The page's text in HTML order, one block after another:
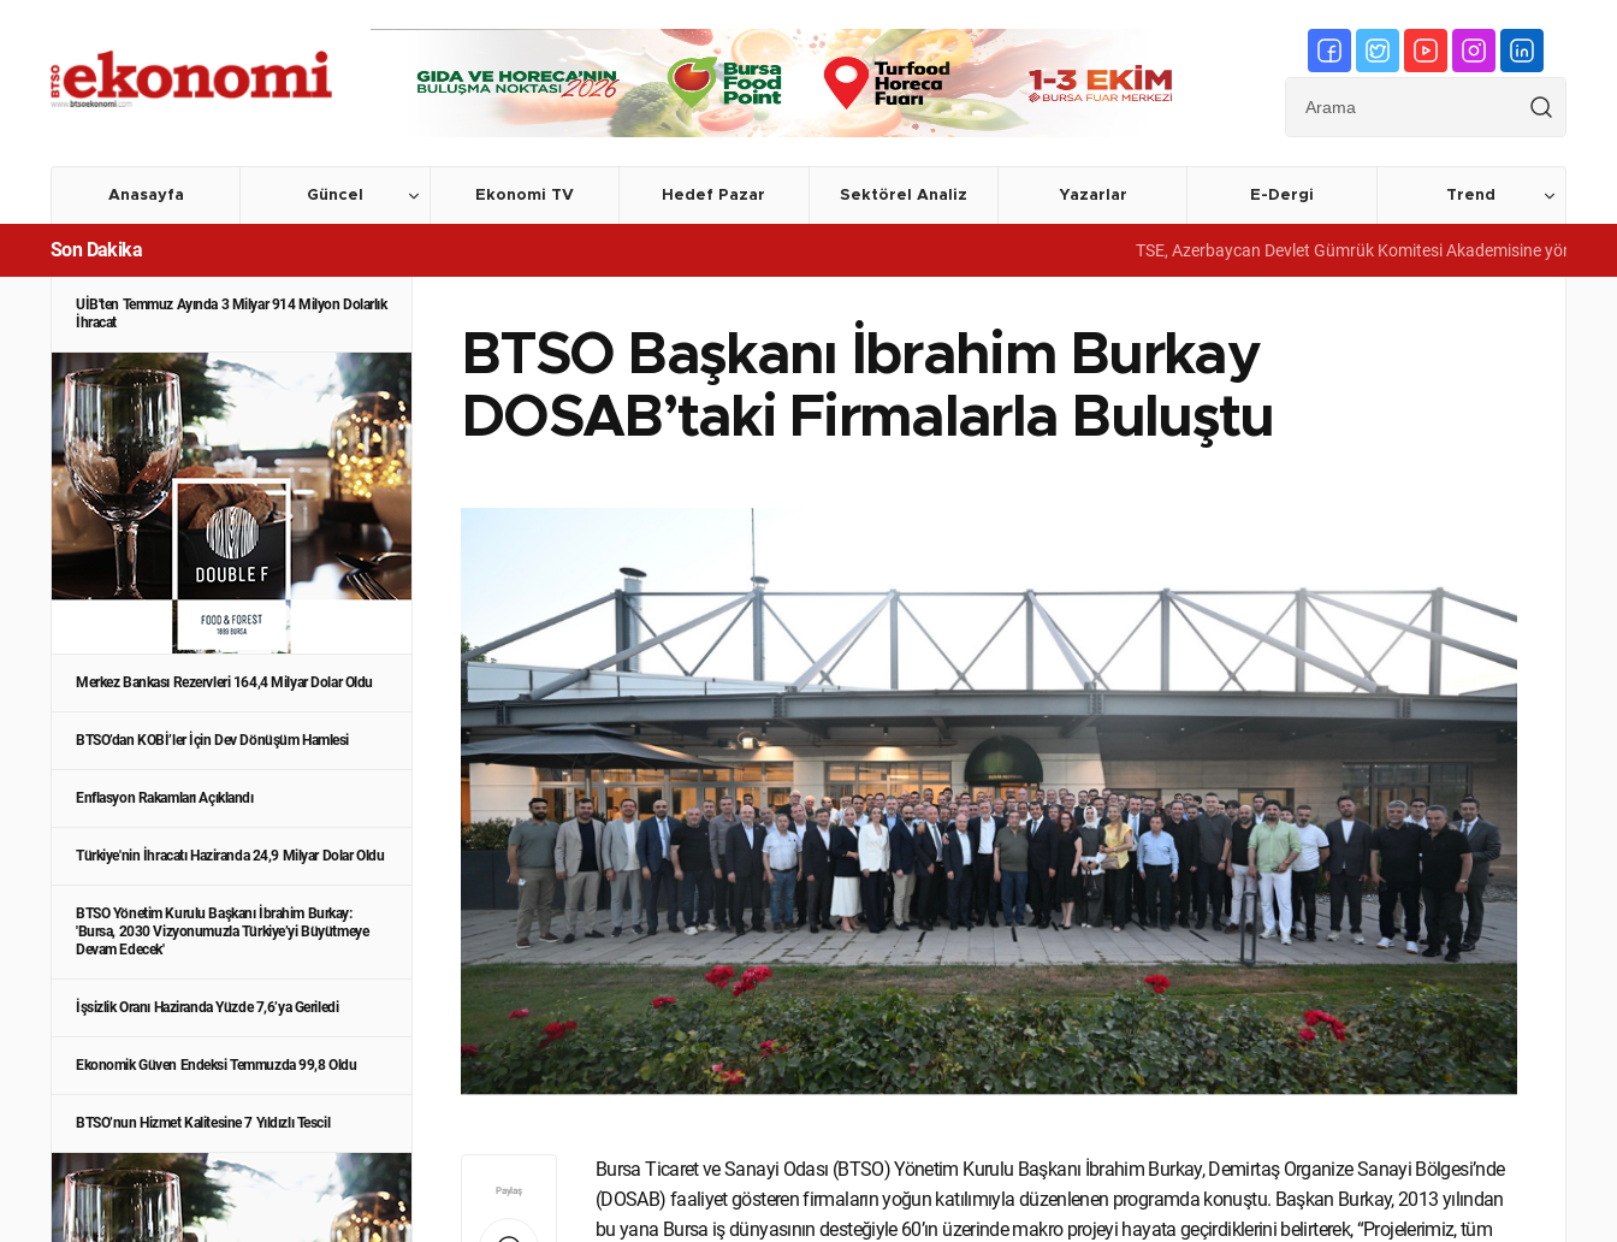
Anasayfa Güncel Ekonomi TV Hedef Pazar Sektörel Analiz Yazarlar E-Dergi Trend
Son Dakika TSE, Azerbaycan Devlet Gümrük Komitesi Akademisine yönetim sistemi
UİB'ten Temmuz Ayında 3 Milyar 914 Milyon Dolarlık
İhracat
Merkez Bankası Rezervleri 164,4 Milyar Dolar Oldu
BTSO’dan KOBİ’ler İçin Dev Dönüşüm Hamlesi
Enflasyon Rakamları Açıklandı
Türkiye'nin İhracatı Haziranda 24,9 Milyar Dolar Oldu
BTSO Yönetim Kurulu Başkanı İbrahim Burkay:
'Bursa, 2030 Vizyonumuzla Türkiye’yi Büyütmeye
Devam Edecek'
İşsizlik Oranı Haziranda Yüzde 7,6’ya Geriledi
Ekonomik Güven Endeksi Temmuzda 99,8 Oldu
BTSO’nun Hizmet Kalitesine 7 Yıldızlı Tescil
BTSO Başkanı İbrahim Burkay
DOSAB’taki Firmalarla Buluştu
Paylaş
Bursa Ticaret ve Sanayi Odası (BTSO) Yönetim Kurulu Başkanı İbrahim Burkay, Demirtaş Organize Sanayi Bölgesi’nde
(DOSAB) faaliyet gösteren firmaların yoğun katılımıyla düzenlenen programda konuştu. Başkan Burkay, 2013 yılından
bu yana Bursa iş dünyasının desteğiyle 60’ın üzerinde makro projeyi hayata geçirdiklerini belirterek, “Projelerimiz, tüm